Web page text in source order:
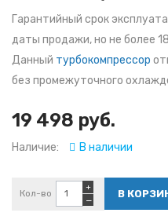
Гарантийный срок
даты продажи, но не более
Данный турбокомпрессор
без промежуточного
19 498 руб.
Наличие: В наличии
Кол-во
−
+